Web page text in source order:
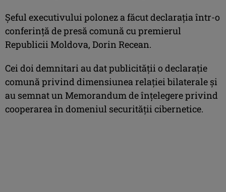
Şeful executivului polonez a făcut declaraţia într-o
conferinţă de presă comună cu premierul
Republicii Moldova, Dorin Recean.
Cei doi demnitari au dat publicităţii o declaraţie
comună privind dimensiunea relaţiei bilaterale şi
au semnat un Memorandum de înţelegere privind
cooperarea în domeniul securităţii cibernetice.